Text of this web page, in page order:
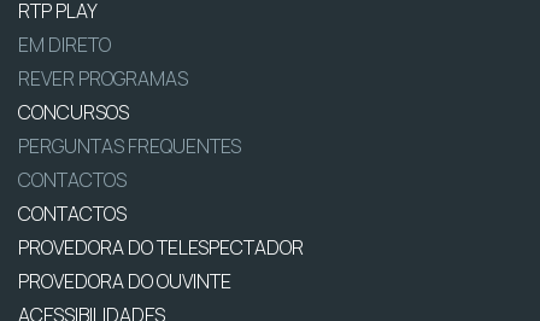
RTP PLAY
EM DIRETO
REVER PROGRAMAS
CONCURSOS
PERGUNTAS FREQUENTES
CONTACTOS
CONTACTOS
PROVEDORA DO TELESPECTADOR
PROVEDORA DO OUVINTE
ACESSIBILIDADES